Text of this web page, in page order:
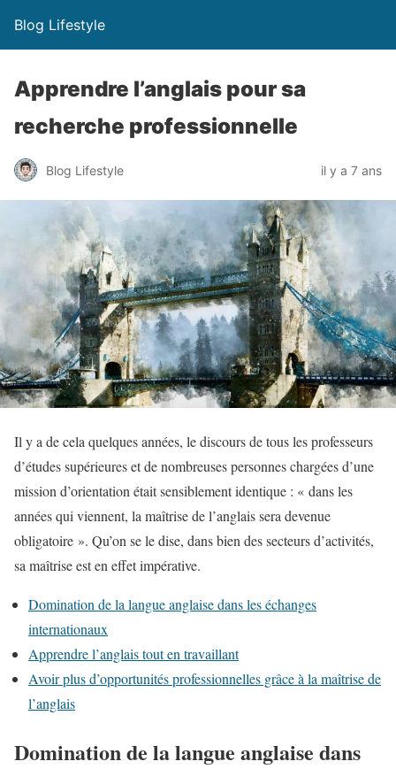
Blog Lifestyle
Apprendre l’anglais pour sa
recherche professionnelle
Blog Lifestyle il y a 7 ans
Il y a de cela quelques années, le discours de tous les professeurs
d’études supérieures et de nombreuses personnes chargées d’une
mission d’orientation était sensiblement identique : « dans les
années qui viennent, la maîtrise de l’anglais sera devenue
obligatoire ». Qu’on se le dise, dans bien des secteurs d’activités,
sa maîtrise est en effet impérative.
Domination de la langue anglaise dans les échanges
internationaux
Apprendre l’anglais tout en travaillant
Avoir plus d’opportunités professionnelles grâce à la maîtrise de
l’anglais
Domination de la langue anglaise dans